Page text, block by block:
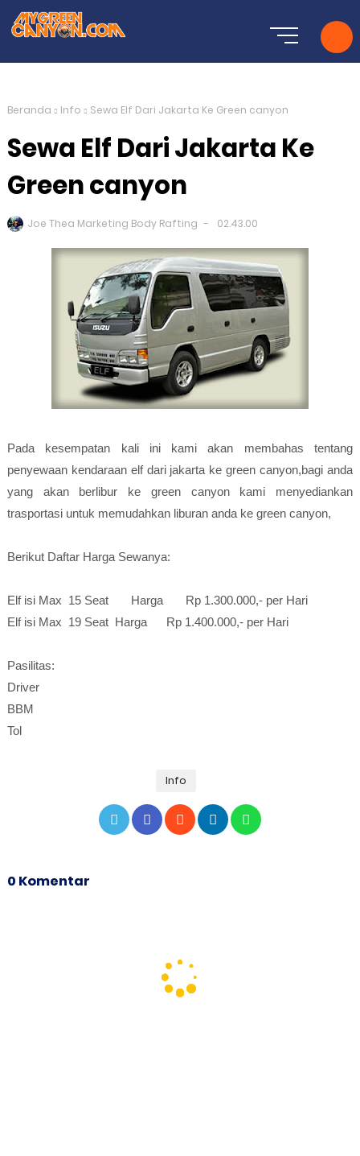
Beranda Info Sewa Elf Dari Jakarta Ke Green canyon
Sewa Elf Dari Jakarta Ke
Green canyon
Joe Thea Marketing Body Rafting 02.43.00
Pada kesempatan kali ini kami akan membahas tentang
penyewaan kendaraan elf dari jakarta ke green canyon,bagi anda
yang akan berlibur ke green canyon kami menyediankan
trasportasi untuk memudahkan liburan anda ke green canyon,
Berikut Daftar Harga Sewanya:
Elf isi Max 15 Seat Harga Rp 1.300.000,- per Hari
Elf isi Max 19 Seat Harga Rp 1.400.000,- per Hari
Pasilitas:
Driver
BBM
Tol
Info
0 Komentar